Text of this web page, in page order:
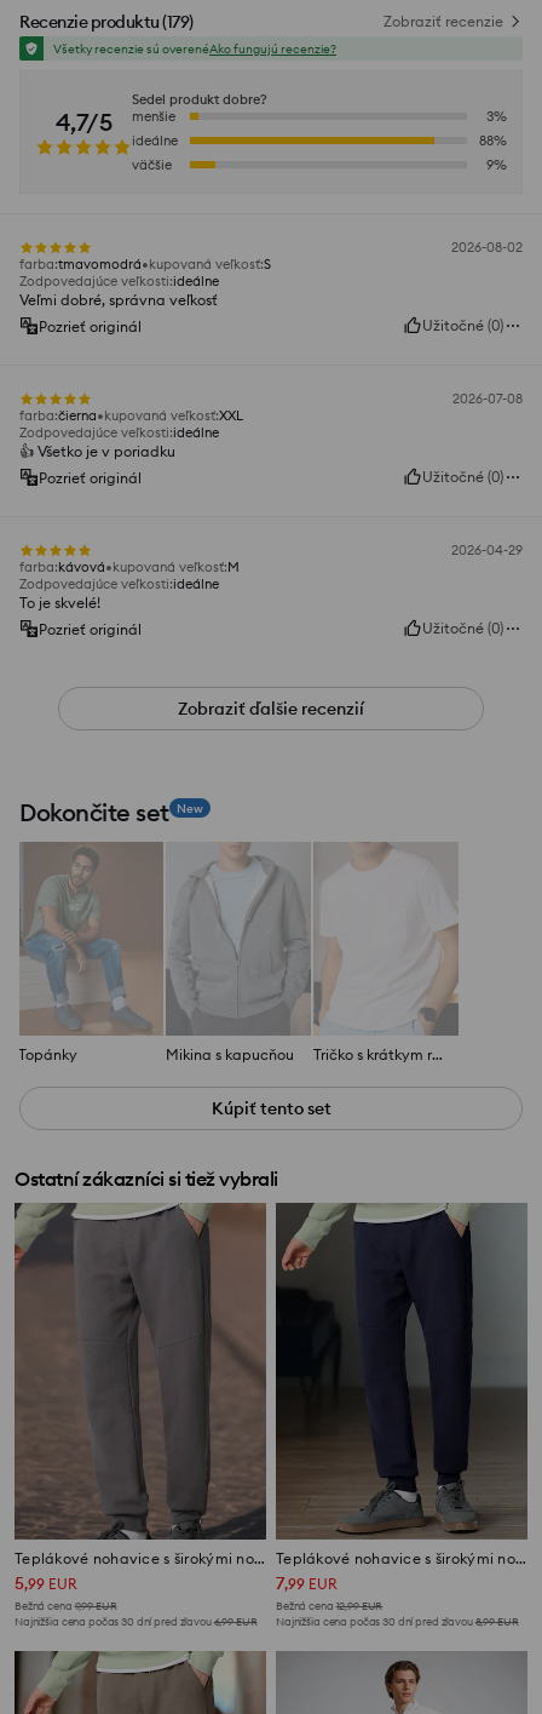
Recenzie produktu(179) Zobraziť recenzie
Všetky recenzie sú overenéAko fungujú recenzie?
4,7/5
Sedel produkt dobre?
menšie
3%
ideálne
88%
väčšie
9%
2026-08-02
farba:tmavomodrá kupovaná veľkosť:S
Zodpovedajúce veľkosti:ideálne
Veľmi dobré, správna veľkosť
Pozrieť originál
Užitočné (0)
2026-07-08
farba:čierna kupovaná veľkosť:XXL
Zodpovedajúce veľkosti:ideálne
👍️ Všetko je v poriadku
Pozrieť originál
Užitočné (0)
2026-04-29
farba:kávová kupovaná veľkosť:M
Zodpovedajúce veľkosti:ideálne
To je skvelé!
Pozrieť originál
Užitočné (0)
Zobraziť ďalšie recenzií
Dokončite set New
Topánky Mikina s kapucňou Tričko s krátkym rukávom
Kúpiť tento set
Ostatní zákazníci si tiež vybrali
Teplákové nohavice s širokými nohavicami
5,99 EUR
Bežná cena 9,99EUR
Najnižšia cena počas 30 dní pred zľavou6,99EUR
Teplákové nohavice s širokými nohavicami
7,99 EUR
Bežná cena 12,99EUR
Najnižšia cena počas 30 dní pred zľavou8,99EUR